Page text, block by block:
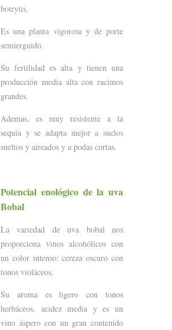
botrytis.
Es una planta vigorosa y de porte
semierguido.
Su fertilidad es alta y tienen una
producción media alta con racimos
grandes.
Ademas, es muy resistente a la
sequía y se adapta mejor a suelos
sueltos y aireados y a podas cortas.
Potencial enológico de la uva
Bobal
La variedad de uva bobal nos
proporciona vinos alcohólicos con
un color intenso: cereza oscuro con
tonos violáceos.
Su aroma es ligero con tonos
herbáceos, acidez media y es un
vino áspero con un gran contenido